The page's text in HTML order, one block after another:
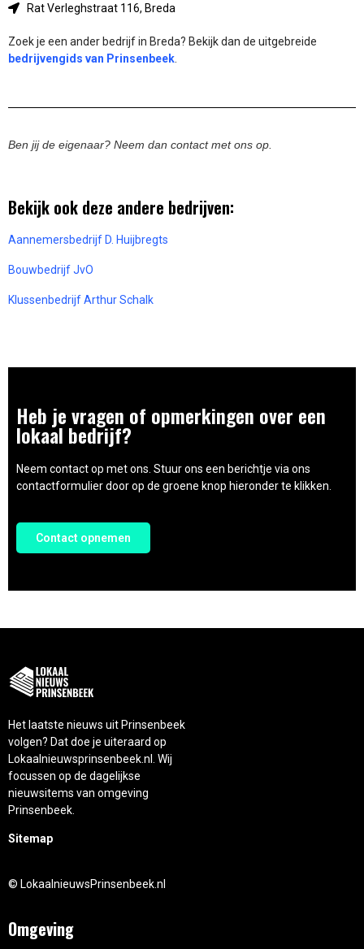
Rat Verleghstraat 116, Breda
Zoek je een ander bedrijf in Breda? Bekijk dan de uitgebreide
bedrijvengids van Prinsenbeek
Ben jij de eigenaar? Neem dan contact met ons op.
Bekijk ook deze andere bedrijven:
Aannemersbedrijf D. Huijbregts
Bouwbedrijf JvO
Klussenbedrijf Arthur Schalk
Heb je vragen of opmerkingen over een
lokaal bedrijf?
Neem contact op met ons. Stuur ons een berichtje via ons
contactformulier door op de groene knop hieronder te klikken.
Contact opnemen
Het laatste nieuws uit Prinsenbeek
volgen? Dat doe je uiteraard op
Lokaalnieuwsprinsenbeek.nl. Wij
focussen op de dagelijkse
nieuwsitems van omgeving
Prinsenbeek.
Sitemap
© LokaalnieuwsPrinsenbeek.nl
Omgeving